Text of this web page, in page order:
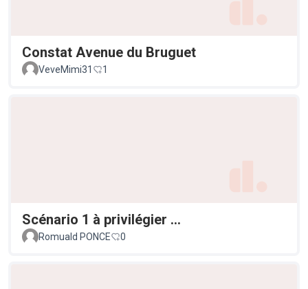
Constat Avenue du Bruguet
VeveMimi31 1
Scénario 1 à privilégier ...
Romuald PONCE 0